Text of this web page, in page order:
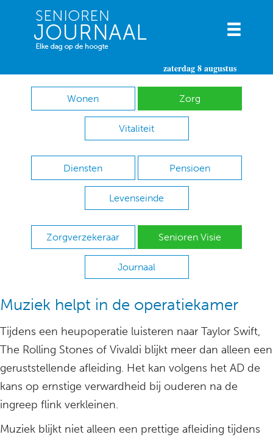
zaterdag 8 augustus
Wonen Zorg
Vitaliteit
Diensten Pensioen
Levenseinde
Zorgverzekeraar Senioren Visie
Journaal
Muziek helpt in de operatiekamer
Tijdens een heupoperatie luisteren naar Taylor Swift,
The Rolling Stones of Vivaldi blijkt meer dan alleen een
geruststellende afleiding. Het kan volgens het AD de
kans op ernstige verwardheid bij ouderen na de
ingreep flink verkleinen.
Muziek blijkt niet alleen een prettige afleiding tijdens